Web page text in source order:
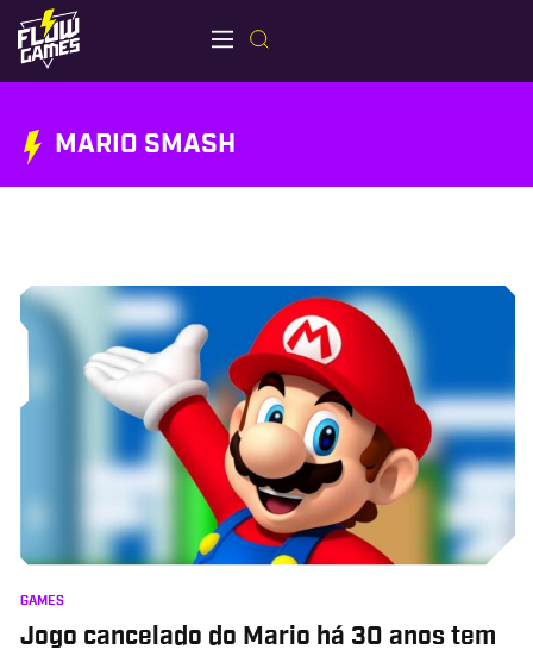
MARIO SMASH
GAMES
Jogo cancelado do Mario há 30 anos tem